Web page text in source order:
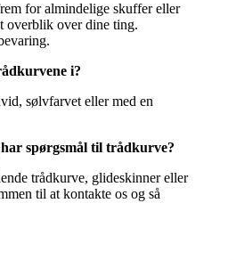
for almindelige skuffer eller
overblik over dine ting.
i?
sølvfarvet eller med en
spørgsmål til trådkurve?
trådkurve, glideskinner eller
til at kontakte os og så